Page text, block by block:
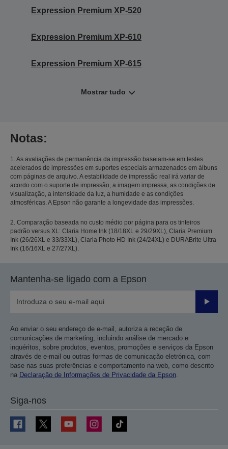
Expression Premium XP-520
Expression Premium XP-610
Expression Premium XP-615
Mostrar tudo
Notas:
1. As avaliações de permanência da impressão baseiam-se em testes
acelerados de impressões em suportes especiais armazenados em álbuns
com páginas de arquivo. A estabilidade de impressão real irá variar de
acordo com o suporte de impressão, a imagem impressa, as condições de
visualização, a intensidade da luz, a humidade e as condições
atmosféricas. A Epson não garante a longevidade das impressões.
2. Comparação baseada no custo médio por página para os tinteiros
padrão versus XL: Claria Home Ink (18/18XL e 29/29XL), Claria Premium
Ink (26/26XL e 33/33XL), Claria Photo HD Ink (24/24XL) e DURABrite Ultra
Ink (16/16XL e 27/27XL).
Mantenha-se ligado com a Epson
Enviar
Ao enviar o seu endereço de e-mail, autoriza a receção de
comunicações de marketing, incluindo análise de mercado e
inquéritos, sobre produtos, eventos, promoções e serviços da Epson
através de e-mail ou outras formas de comunicação eletrónica, com
base nas suas preferências e comportamento na web, como descrito
na Declaração de Informações de Privacidade da Epson.
Siga-nos